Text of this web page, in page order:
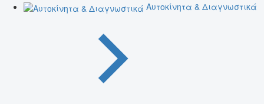
Αυτοκίνητα & Διαγνωστικά